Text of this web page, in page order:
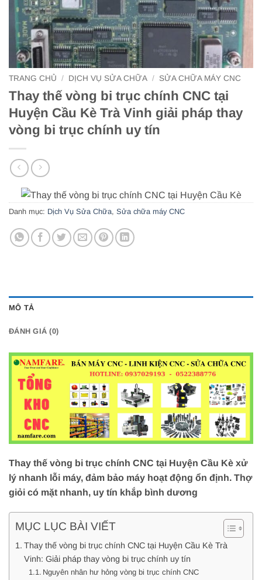
TRANG CHỦ / DỊCH VỤ SỬA CHỮA / SỬA CHỮA MÁY CNC
Thay thế vòng bi trục chính CNC tại
Huyện Cầu Kè Trà Vinh giải pháp thay
vòng bi trục chính uy tín
Danh mục: Dịch Vụ Sửa Chữa, Sửa chữa máy CNC
MÔ TẢ
ĐÁNH GIÁ (0)
Thay thế vòng bi trục chính CNC tại Huyện Cầu Kè xử
lý nhanh lỗi máy, đảm bảo máy hoạt động ổn định. Thợ
giỏi có mặt nhanh, uy tín khắp bình dương
MỤC LỤC BÀI VIẾT
Thay thế vòng bi trục chính CNC tại Huyện Cầu Kè Trà
Vinh: Giải pháp thay vòng bi trục chính uy tín
Nguyên nhân hư hỏng vòng bi trục chính CNC